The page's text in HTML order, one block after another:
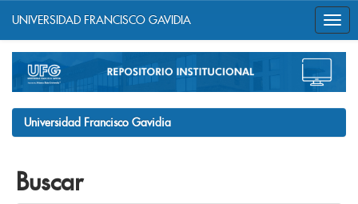
navigation
UNIVERSIDAD FRANCISCO GAVIDIA
Universidad Francisco Gavidia
Buscar